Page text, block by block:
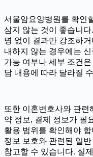
서울암요양병원를 확인
삼지 않는 것이 좋습니다
명 없이 결과만 강조하
내하지 않는 경우에는
가능 여부나 세부 조건
담 내용에 따라 달라질
또한 이혼변호사와 관련
약 정보, 결제 정보가 필
활용 범위를 확인해야 합
정보 보호와 관련된 일
참고할 수 있습니다. 실